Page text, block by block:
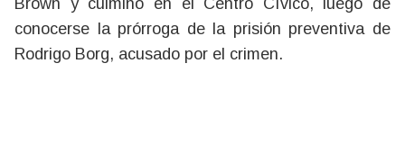
Brown y culminó en el Centro Cívico, luego de
conocerse la prórroga de la prisión preventiva de
Rodrigo Borg, acusado por el crimen.